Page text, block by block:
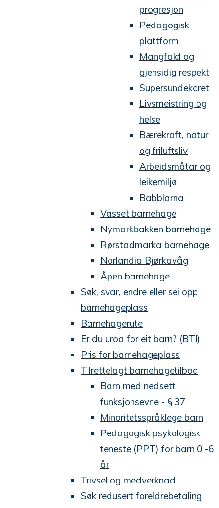
progresjon
Pedagogisk
plattform
Mangfald og
gjensidig respekt
Supersundekoret
Livsmeistring og
helse
Bærekraft, natur
og friluftsliv
Arbeidsmåtar og
leikemiljø
Babblarna
Vasset barnehage
Nymarkbakken barnehage
Rørstadmarka barnehage
Norlandia Bjørkavåg
Åpen barnehage
Søk, svar, endre eller sei opp
barnehageplass
Barnehagerute
Er du uroa for eit barn? (BTI)
Pris for barnehageplass
Tilrettelagt barnehagetilbod
Barn med nedsett
funksjonsevne - § 37
Minoritetsspråklege barn
Pedagogisk psykologisk
teneste (PPT) for barn 0 -6
år
Trivsel og medverknad
Søk redusert foreldrebetaling